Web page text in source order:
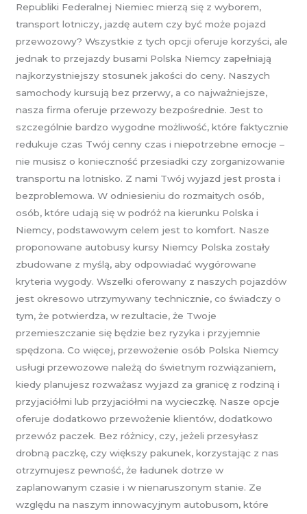
Republiki Federalnej Niemiec mierzą się z wyborem,
transport lotniczy, jazdę autem czy być może pojazd
przewozowy? Wszystkie z tych opcji oferuje korzyści, ale
jednak to przejazdy busami Polska Niemcy zapełniają
najkorzystniejszy stosunek jakości do ceny. Naszych
samochody kursują bez przerwy, a co najważniejsze,
nasza firma oferuje przewozy bezpośrednie. Jest to
szczególnie bardzo wygodne możliwość, które faktycznie
redukuje czas Twój cenny czas i niepotrzebne emocje –
nie musisz o konieczność przesiadki czy zorganizowanie
transportu na lotnisko. Z nami Twój wyjazd jest prosta i
bezproblemowa. W odniesieniu do rozmaitych osób,
osób, które udają się w podróż na kierunku Polska i
Niemcy, podstawowym celem jest to komfort. Nasze
proponowane autobusy kursy Niemcy Polska zostały
zbudowane z myślą, aby odpowiadać wygórowane
kryteria wygody. Wszelki oferowany z naszych pojazdów
jest okresowo utrzymywany technicznie, co świadczy o
tym, że potwierdza, w rezultacie, że Twoje
przemieszczanie się będzie bez ryzyka i przyjemnie
spędzona. Co więcej, przewożenie osób Polska Niemcy
usługi przewozowe należą do świetnym rozwiązaniem,
kiedy planujesz rozważasz wyjazd za granicę z rodziną i
przyjaciółmi lub przyjaciółmi na wycieczkę. Nasze opcje
oferuje dodatkowo przewożenie klientów, dodatkowo
przewóz paczek. Bez różnicy, czy, jeżeli przesyłasz
drobną paczkę, czy większy pakunek, korzystając z nas
otrzymujesz pewność, że ładunek dotrze w
zaplanowanym czasie i w nienaruszonym stanie. Ze
względu na naszym innowacyjnym autobusom, które